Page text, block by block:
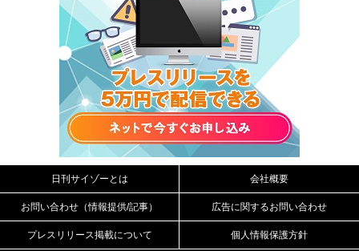
日刊サイゾーとは 会社概要
お問い合わせ（情報提供/記事） 広告に関するお問い合わせ
プレスリリース掲載について 個人情報保護方針